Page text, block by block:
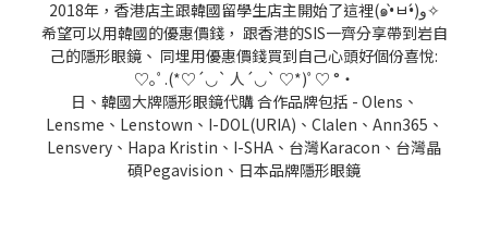
2018年，香港店主跟韓國留學生店主開始了這裡(๑•̀ㅂ•́)و✧
希望可以用韓國的優惠價錢， 跟香港的SIS一齊分享帶到岩自
己的隱形眼鏡、 同埋用優惠價錢買到自己心頭好個份喜悅:
♡｡ﾟ.(*♡´◡` 人´◡` ♡*)ﾟ♡ °・
日、韓國大牌隱形眼鏡代購 合作品牌包括 - Olens、
Lensme、Lenstown、I-DOL(URIA)、Clalen、Ann365、
Lensvery、Hapa Kristin、I-SHA、台灣Karacon、台灣晶
碩Pegavision、日本品牌隱形眼鏡